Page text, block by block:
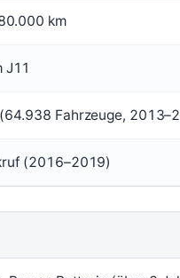
km
J11
Fahrzeuge,
(2016–2019)